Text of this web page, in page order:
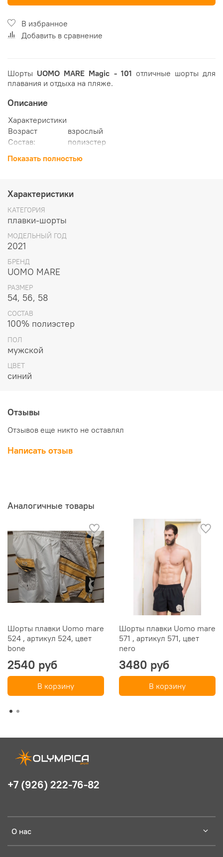
В избранное
Добавить в сравнение
Шорты UOMO MARE Magic - 101 отличные шорты для
плавания и отдыха на пляже.
Описание
Характеристики
Возраст
взрослый
Состав:
полиэстер
качество и надёжность изделия,
Показать полностью
Характеристики
КАТЕГОРИЯ
плавки-шорты
МОДЕЛЬНЫЙ ГОД
2021
БРЕНД
UOMO MARE
РАЗМЕР
54, 56, 58
СОСТАВ
100% полиэстер
ПОЛ
мужской
ЦВЕТ
синий
Отзывы
Отзывов еще никто не оставлял
Написать отзыв
Аналогичные товары
Шорты плавки Uomo mare
524 , артикул 524, цвет
bone
2540 руб
В корзину
Шорты плавки Uomo mare
571 , артикул 571, цвет
nero
3480 руб
В корзину
О нас
+7 (926) 222-76-82